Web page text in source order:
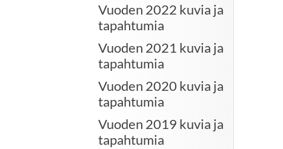
Vuoden 2022 kuvia ja
tapahtumia
Vuoden 2021 kuvia ja
tapahtumia
Vuoden 2020 kuvia ja
tapahtumia
Vuoden 2019 kuvia ja
tapahtumia